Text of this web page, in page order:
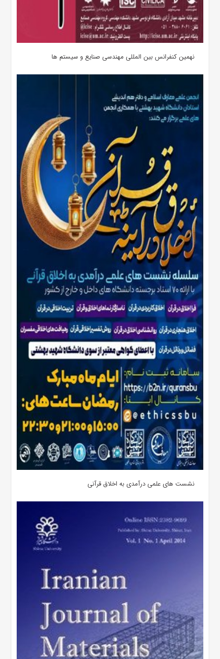
نهمین کنفرانس بین المللی مهندسی صنایع و سیستم­ ها
نشست های علمی درآمدی به اخلاق قرآنی